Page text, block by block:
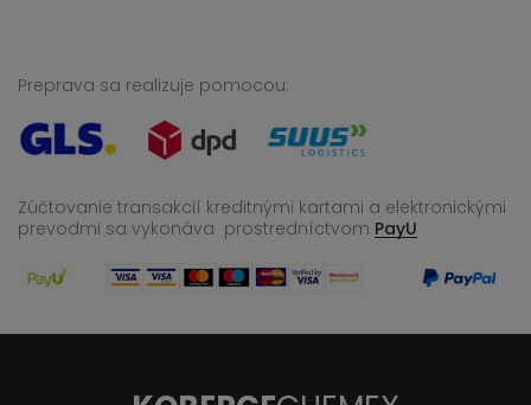
Preprava sa realizuje pomocou:
Zúčtovanie transakcií kreditnými kartami a elektronickými
prevodmi sa vykonáva prostredníctvom PayU